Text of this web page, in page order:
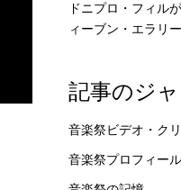
ドニプロ・フィル
ィーブン・エラリー
記事のジ
音楽祭ビデオ・ク
音楽祭プロフィール